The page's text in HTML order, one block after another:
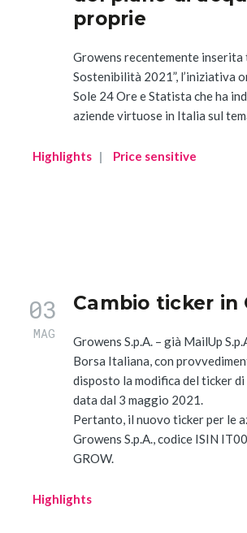
Highlights Price sensitive
proprie
Growens recentemente inserita
Sostenibilità 2021”, l’iniziativa
Sole 24 Ore e Statista che ha
aziende virtuose in Italia sul
Highlights
03
MAG
Cambio ticker in
Growens S.p.A. – già MailUp
Borsa Italiana, con
disposto la modifica del ticker
data dal 3 maggio 2021.
Pertanto, il nuovo ticker per le
Growens S.p.A., codice ISIN
GROW.